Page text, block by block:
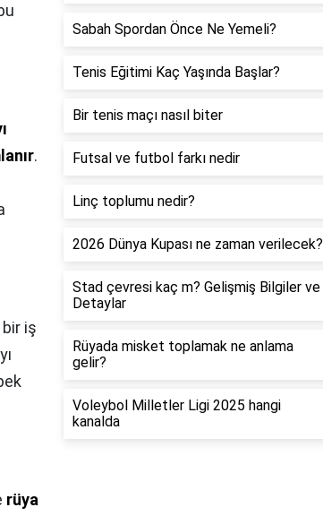
.
iş
rüya
Sabah Spordan Önce Ne Yemeli?
Tenis Eğitimi Kaç Yaşında Başlar?
Bir tenis maçı nasıl biter
Futsal ve futbol farkı nedir
Linç toplumu nedir?
2026 Dünya Kupası ne zaman verilecek?
Stad çevresi kaç m? Gelişmiş Bilgiler ve
Detaylar
Rüyada misket toplamak ne anlama
gelir?
Voleybol Milletler Ligi 2025 hangi
kanalda